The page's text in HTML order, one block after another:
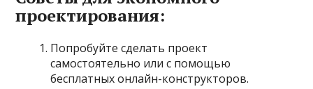
проектирования:
Попробуйте сделать проект
самостоятельно или с помощью
бесплатных онлайн-конструкторов.